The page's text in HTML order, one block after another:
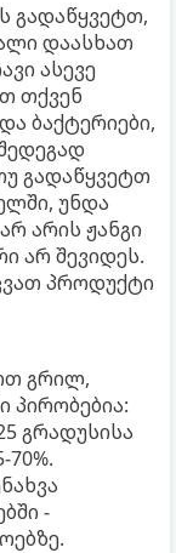
გადაწყვეტთ,
დაასხათ
ასევე
თქვენ
ბაქტერიები,
გადაწყვეტთ
უნდა
არის ჟანგი
არ შევიდეს.
პროდუქტი
გრილ,
გრადუსისა
-